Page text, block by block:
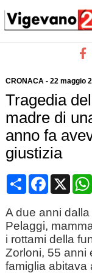
CRONACA- 22 maggio
Tragedia
madre di
anno fa
giustizia
CondividiFacebook
X
A due anni
Pelaggi,
i rottami della
Zorloni, 55 anni
famiglia abitava